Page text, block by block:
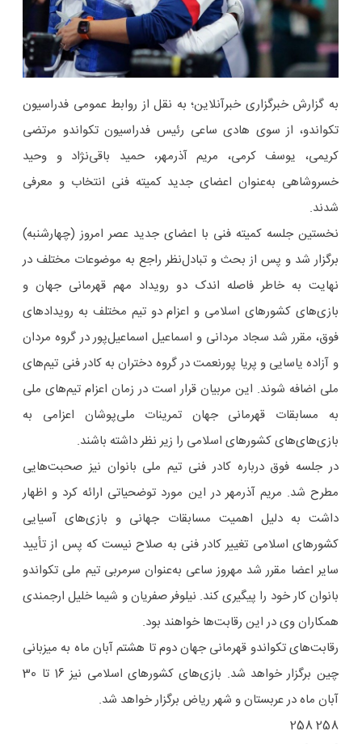
به گزارش خبرگزاری خبرآنلاین؛ به نقل از روابط عمومی فدراسیون
تکواندو، از سوی هادی ساعی رئیس فدراسیون تکواندو مرتضی
کریمی، یوسف کرمی، مریم آذرمهر، حمید باقی‌نژاد و وحید
خسروشاهی به‌عنوان اعضای جدید کمیته فنی انتخاب و معرفی
شدند.
نخستین جلسه کمیته فنی با اعضای جدید عصر امروز (چهارشنبه)
برگزار شد و پس از بحث و تبادل‌نظر راجع به موضوعات مختلف در
نهایت به خاطر فاصله اندک دو رویداد مهم قهرمانی جهان و
بازی‌های کشورهای اسلامی و اعزام دو تیم مختلف به رویدادهای
فوق، مقرر شد سجاد مردانی و اسماعیل اسماعیل‌پور در گروه مردان
و آزاده یاسایی و پریا پورنعمت در گروه دختران به کادر فنی تیم‌های
ملی اضافه شوند. این مربیان قرار است در زمان اعزام تیم‌های ملی
به مسابقات قهرمانی جهان تمرینات ملی‌پوشان اعزامی به
بازی‌های‌های کشورهای اسلامی را زیر نظر داشته باشند.
در جلسه فوق درباره کادر فنی تیم ملی بانوان نیز صحبت‌هایی
مطرح شد. مریم آذرمهر در این مورد توضحیاتی ارائه کرد و اظهار
داشت به دلیل اهمیت مسابقات جهانی و بازی‌های آسیایی
کشورهای اسلامی تغییر کادر فنی به صلاح نیست که پس از تأیید
سایر اعضا مقرر شد مهروز ساعی به‌عنوان سرمربی تیم ملی تکواندو
بانوان کار خود را پیگیری کند. نیلوفر صفریان و شیما خلیل ارجمندی
همکاران وی در این رقابت‌ها خواهند بود.
رقابت‌های تکواندو قهرمانی جهان دوم تا هشتم آبان ماه به میزبانی
چین برگزار خواهد شد. بازی‌های کشورهای اسلامی نیز 16 تا 30
آبان ماه در عربستان و شهر ریاض برگزار خواهد شد.
258 258